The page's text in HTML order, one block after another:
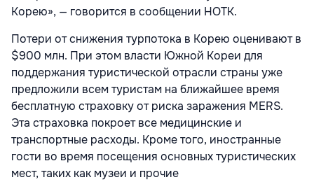
Корею», — говорится в сообщении НОТК.
Потери от снижения турпотока в Корею оценивают в
$900 млн. При этом власти Южной Кореи для
поддержания туристической отрасли страны уже
предложили всем туристам на ближайшее время
бесплатную страховку от риска заражения MERS.
Эта страховка покроет все медицинские и
транспортные расходы. Кроме того, иностранные
гости во время посещения основных туристических
мест, таких как музеи и прочие